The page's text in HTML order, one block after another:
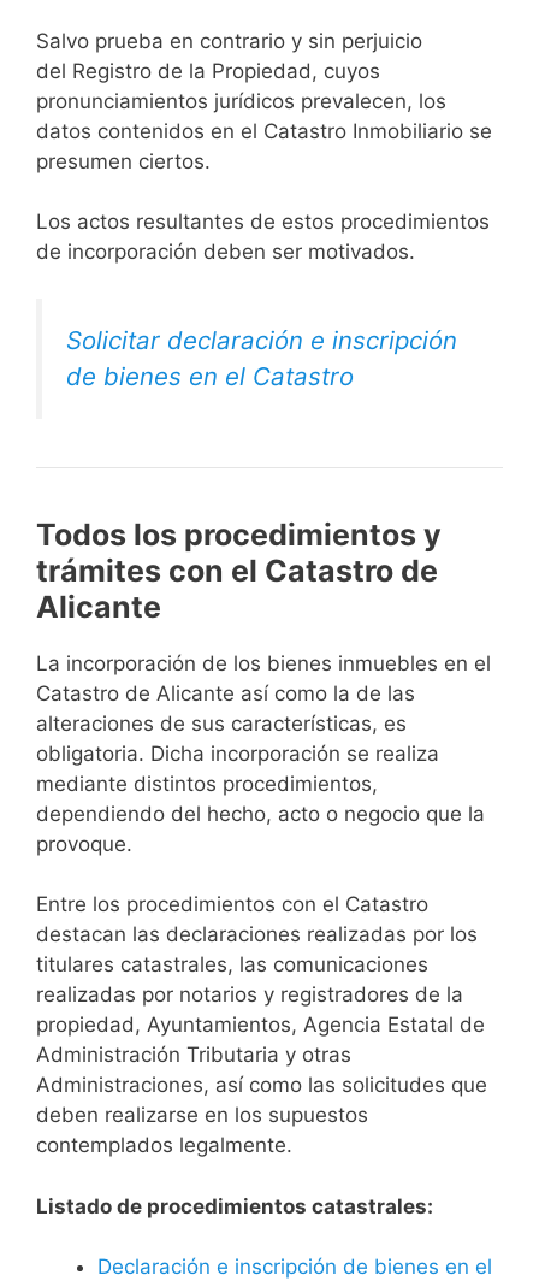
Salvo prueba en contrario y sin perjuicio
del Registro de la Propiedad, cuyos
pronunciamientos jurídicos prevalecen, los
datos contenidos en el Catastro Inmobiliario se
presumen ciertos.
Los actos resultantes de estos procedimientos
de incorporación deben ser motivados.
Solicitar declaración e inscripción
de bienes en el Catastro
Todos los procedimientos y
trámites con el Catastro de
Alicante
La incorporación de los bienes inmuebles en el
Catastro de Alicante así como la de las
alteraciones de sus características, es
obligatoria. Dicha incorporación se realiza
mediante distintos procedimientos,
dependiendo del hecho, acto o negocio que la
provoque.
Entre los procedimientos con el Catastro
destacan las declaraciones realizadas por los
titulares catastrales, las comunicaciones
realizadas por notarios y registradores de la
propiedad, Ayuntamientos, Agencia Estatal de
Administración Tributaria y otras
Administraciones, así como las solicitudes que
deben realizarse en los supuestos
contemplados legalmente.
Listado de procedimientos catastrales:
Declaración e inscripción de bienes en el